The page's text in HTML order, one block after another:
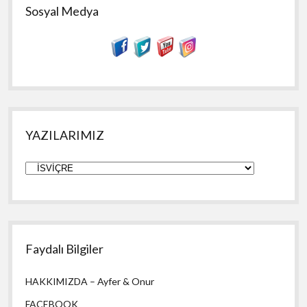
Sosyal Medya
YAZILARIMIZ
YAZILARIMIZ
Faydalı Bilgiler
HAKKIMIZDA – Ayfer & Onur
FACEBOOK